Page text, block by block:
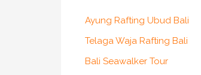
Ayung Rafting Ubud Bali
Telaga Waja Rafting Bali
Bali Seawalker Tour